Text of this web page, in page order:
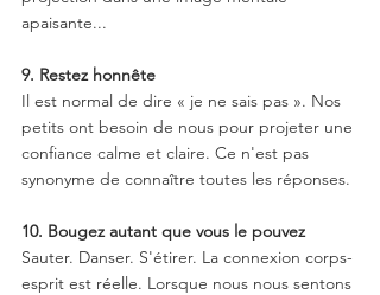
apaisante...
9. Restez honnête
Il est normal de dire « je ne sais pas ». Nos
petits ont besoin de nous pour projeter une
confiance calme et claire. Ce n'est pas
synonyme de connaître toutes les réponses.
10. Bougez autant que vous le pouvez
Sauter. Danser. S'étirer. La connexion corps-
esprit est réelle. Lorsque nous nous sentons